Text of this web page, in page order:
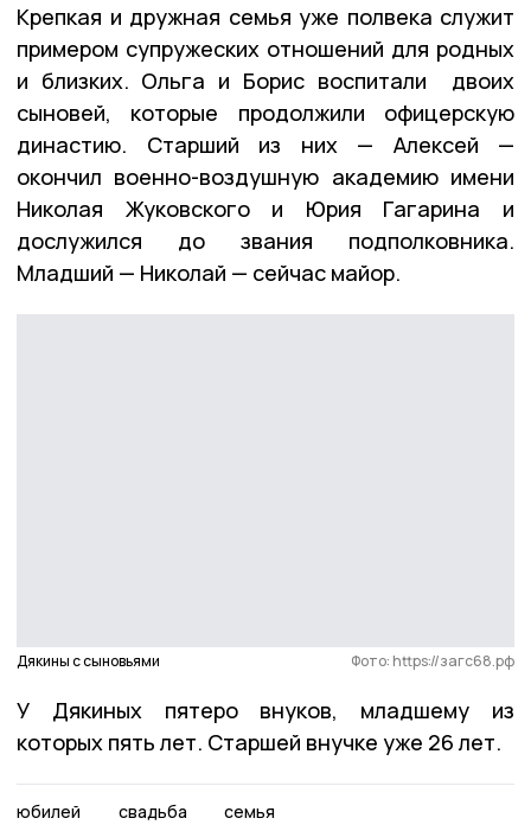
Крепкая и дружная семья уже полвека служит
примером супружеских отношений для родных
и близких. Ольга и Борис воспитали двоих
сыновей, которые продолжили офицерскую
династию. Старший из них — Алексей —
окончил военно-воздушную академию имени
Николая Жуковского и Юрия Гагарина и
дослужился до звания подполковника.
Младший — Николай — сейчас майор.
Дякины с сыновьями Фото: https://загс68.рф
У Дякиных пятеро внуков, младшему из
которых пять лет. Старшей внучке уже 26 лет.
юбилей свадьба семья